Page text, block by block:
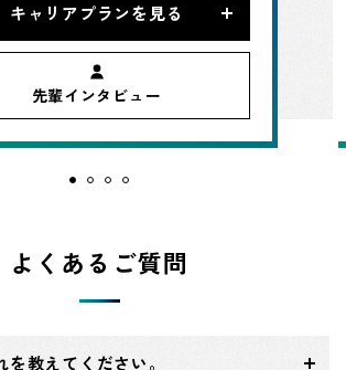
キャリアプランを見る
先輩インタビュー
よくあるご質問
教えてください。